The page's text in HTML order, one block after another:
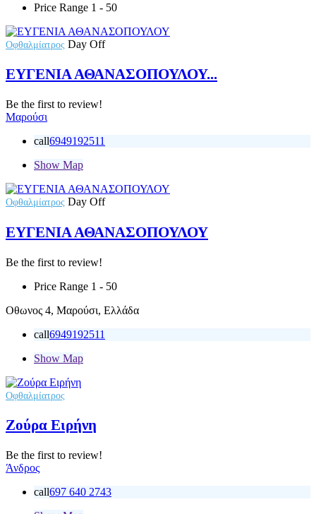
Price Range 1 - 50
Οφθαλμίατρος Day Off
ΕΥΓΕΝΙΑ ΑΘΑΝΑΣΟΠΟΥΛΟΥ...
Be the first to review!
Μαρούσι
call6949192511
Show Map
Οφθαλμίατρος Day Off
ΕΥΓΕΝΙΑ ΑΘΑΝΑΣΟΠΟΥΛΟΥ
Be the first to review!
Price Range 1 - 50
Οθωνος 4, Μαρούσι, Ελλάδα
call6949192511
Show Map
Οφθαλμίατρος
Ζούρα Ειρήνη
Be the first to review!
Άνδρος
call697 640 2743